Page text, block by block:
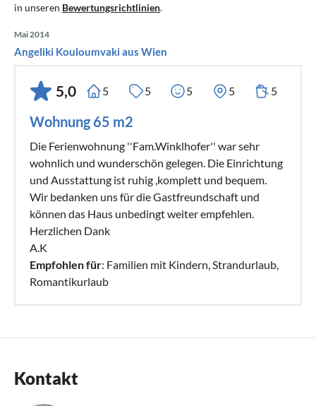
in unseren Bewertungsrichtlinien.
Mai 2014
Angeliki Kouloumvaki aus Wien
5,0 5 5 5 5 5
Wohnung 65 m2
Die Ferienwohnung ''Fam.Winklhofer'' war sehr
wohnlich und wunderschön gelegen. Die Einrichtung
und Ausstattung ist ruhig ,komplett und bequem.
Wir bedanken uns für die Gastfreundschaft und
können das Haus unbedingt weiter empfehlen.
Herzlichen Dank
A.K
Empfohlen für: Familien mit Kindern, Strandurlaub,
Romantikurlaub
Kontakt